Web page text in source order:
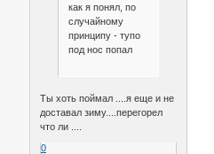
как я понял, по
случайному
принципу - тупо
под нос попал
Ты хоть поймал ....я еще и не
доставал зиму....перегорел
что ли ....
0